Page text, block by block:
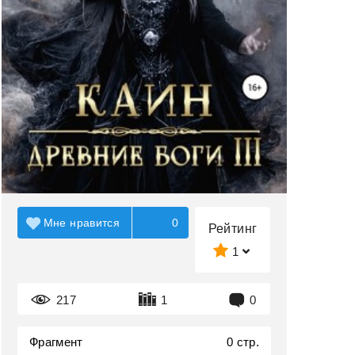
Рейтинг
1
217 1 0
Мне нравится 0
Фрагмент 0 стр.